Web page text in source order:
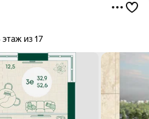
этаж из 17